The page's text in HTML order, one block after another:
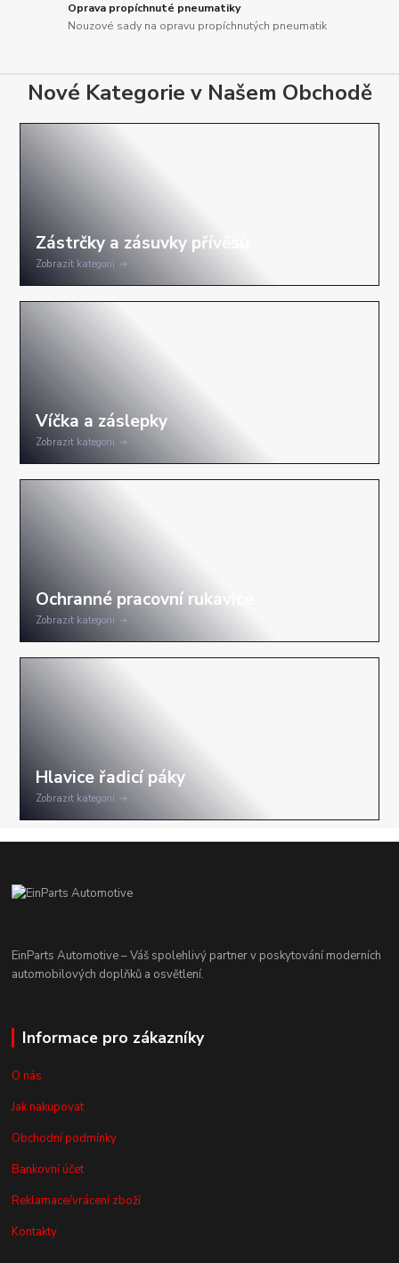
Oprava propíchnuté pneumatiky
Nouzové sady na opravu propíchnutých pneumatik
Nové Kategorie v Našem Obchodě
Zobrazit kategorii
Zobrazit kategorii
Zobrazit kategorii
Zobrazit kategorii
EinParts Automotive – Váš spolehlivý partner v poskytování moderních
automobilových doplňků a osvětlení.
Informace pro zákazníky
O nás
Jak nakupovat
Obchodní podmínky
Bankovní účet
Reklamace/vrácení zboží
Kontakty